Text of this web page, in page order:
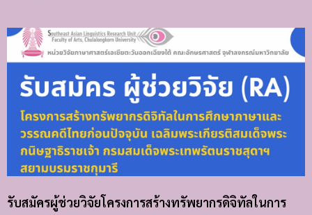
รับสมัครผู้ช่วยวิจัยโครงการสร้างทรัพยากรดิจิทัลในการ